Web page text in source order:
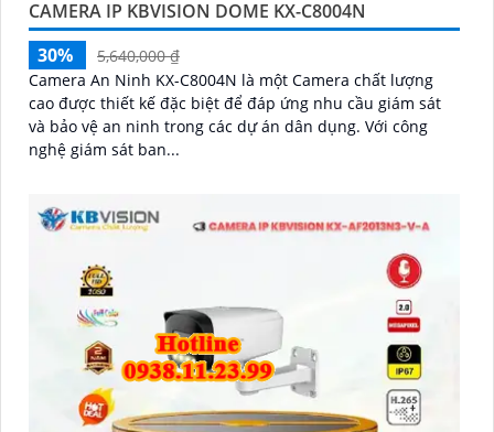
CAMERA IP KBVISION DOME KX-C8004N
30%
5,640,000 ₫
Camera An Ninh KX-C8004N là một Camera chất lượng
cao được thiết kế đặc biệt để đáp ứng nhu cầu giám sát
và bảo vệ an ninh trong các dự án dân dụng. Với công
nghệ giám sát ban...